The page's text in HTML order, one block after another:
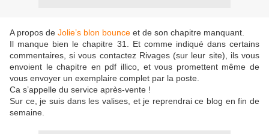
A propos de Jolie’s blon bounce et de son chapitre manquant.
Il manque bien le chapitre 31. Et comme indiqué dans certains
commentaires, si vous contactez Rivages (sur leur site), ils vous
envoient le chapitre en pdf illico, et vous promettent même de
vous envoyer un exemplaire complet par la poste.
Ca s’appelle du service après-vente !
Sur ce, je suis dans les valises, et je reprendrai ce blog en fin de
semaine.